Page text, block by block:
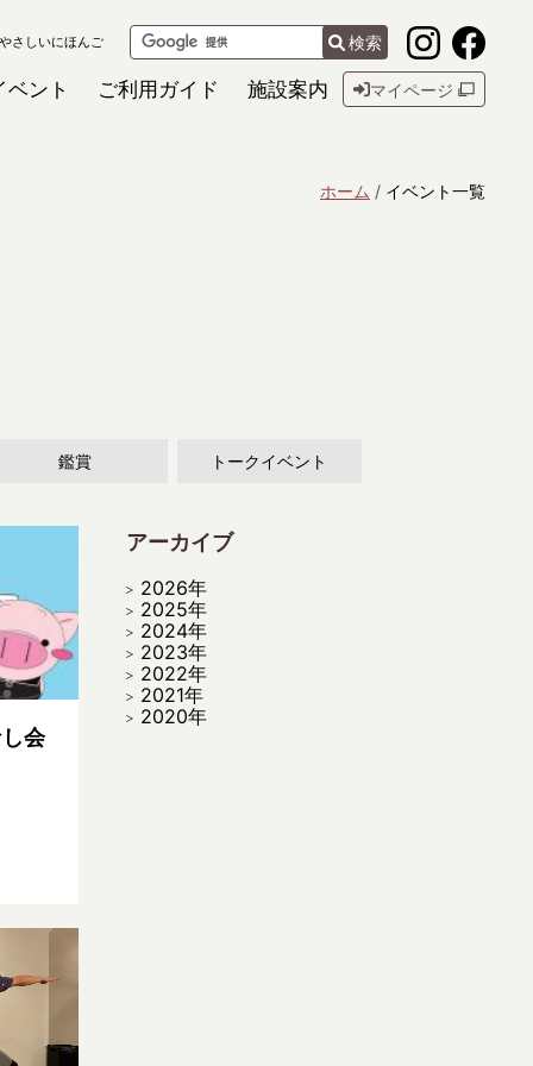
さしいにほんご 検索
ベント ご利用ガイド 施設案内 マイページ
ホーム イベント一覧
鑑賞 トークイベント
会
アーカイブ
2026年
2025年
2024年
2023年
2022年
2021年
2020年